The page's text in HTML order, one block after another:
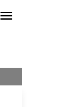
menu